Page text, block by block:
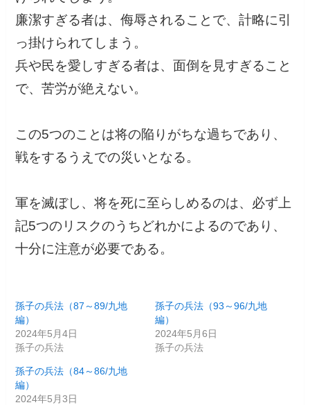
廉潔すぎる者は、侮辱されることで、計略に引
っ掛けられてしまう。
兵や民を愛しすぎる者は、面倒を見すぎること
で、苦労が絶えない。
この5つのことは将の陥りがちな過ちであり、
戦をするうえでの災いとなる。
軍を滅ぼし、将を死に至らしめるのは、必ず上
記5つのリスクのうちどれかによるのであり、
十分に注意が必要である。
孫子の兵法（87～89/九地
編）
2024年5月4日
孫子の兵法
孫子の兵法（93～96/九地
編）
2024年5月6日
孫子の兵法
孫子の兵法（84～86/九地
編）
2024年5月3日